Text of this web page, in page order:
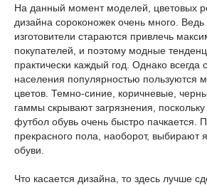
На данный момент моделей, цветовых
дизайна сороконожек очень много.
изготовители стараются привлечь
покупателей, и поэтому модные
практически каждый год. Однако всегда
населения популярностью пользуются
цветов. Темно-синие, коричневые,
гаммы скрывают загрязнения,
футбол обувь очень быстро пачкается.
прекрасного пола, наоборот, выбирают
обуви.
Что касается дизайна, то здесь лучше